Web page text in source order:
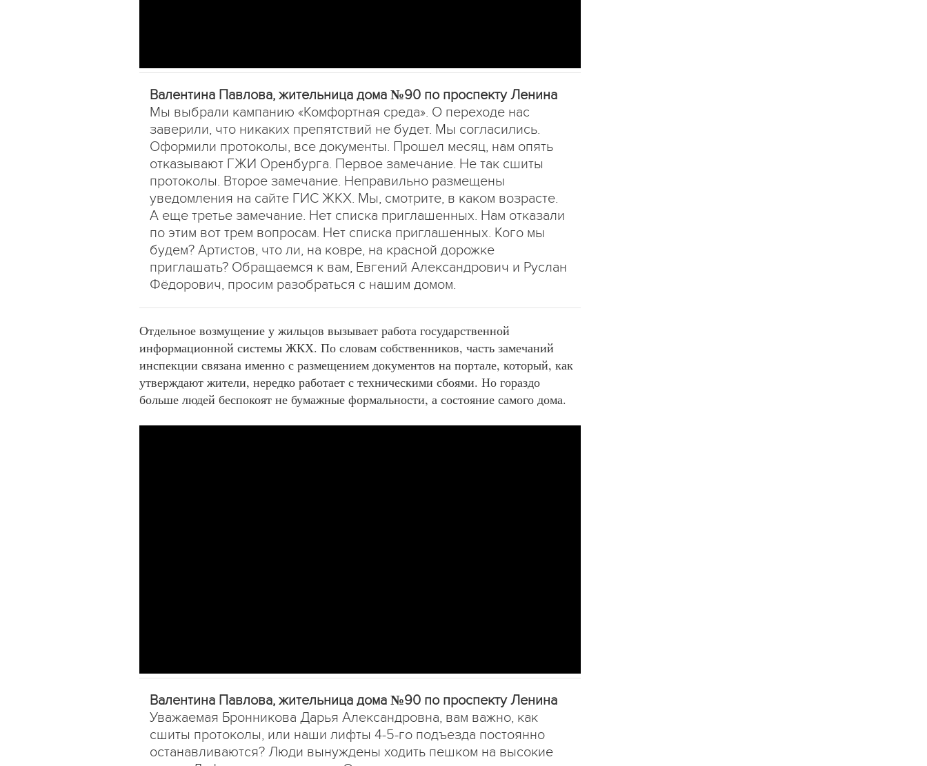
Валентина Павлова, жительница дома №90 по проспекту Ленина
Мы выбрали кампанию «Комфортная среда». О переходе нас
заверили, что никаких препятствий не будет. Мы согласились.
Оформили протоколы, все документы. Прошел месяц, нам опять
отказывают ГЖИ Оренбурга. Первое замечание. Не так сшиты
протоколы. Второе замечание. Неправильно размещены
уведомления на сайте ГИС ЖКХ. Мы, смотрите, в каком возрасте.
А еще третье замечание. Нет списка приглашенных. Нам отказали
по этим вот трем вопросам. Нет списка приглашенных. Кого мы
будем? Артистов, что ли, на ковре, на красной дорожке
приглашать? Обращаемся к вам, Евгений Александрович и Руслан
Фёдорович, просим разобраться с нашим домом.
Отдельное возмущение у жильцов вызывает работа государственной
информационной системы ЖКХ. По словам собственников, часть замечаний
инспекции связана именно с размещением документов на портале, который, как
утверждают жители, нередко работает с техническими сбоями. Но гораздо
больше людей беспокоят не бумажные формальности, а состояние самого дома.
Валентина Павлова, жительница дома №90 по проспекту Ленина
Уважаемая Бронникова Дарья Александровна, вам важно, как
сшиты протоколы, или наши лифты 4-5-го подъезда постоянно
останавливаются? Люди вынуждены ходить пешком на высокие